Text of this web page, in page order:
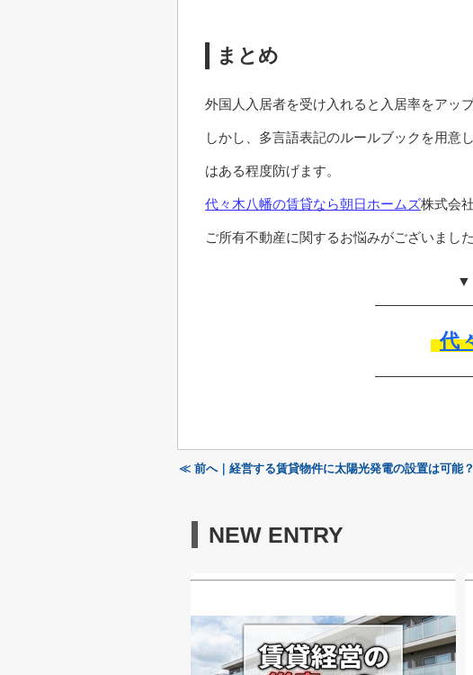
まとめ
外国人入居者を受け入れると入居率をアッ
しかし、多言語表記のルールブックを用意
はある程度防げます。
代々木八幡の賃貸なら朝日ホームズ株式会
ご所有不動産に関するお悩みがございまし
▼
代
≪ 前へ｜経営する賃貸物件に太陽光発電の設置は可能
NEW ENTRY